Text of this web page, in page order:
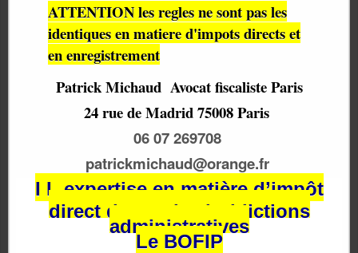
ATTENTION les regles ne sont pas les
identiques en matiere d'impots directs et
en enregistrement
Patrick Michaud Avocat fiscaliste Paris
24 rue de Madrid 75008 Paris
06 07 269708
patrickmichaud@orange.fr
I L expertise en matière d’impôt
direct devant les juridictions
administratives
Le BOFIP